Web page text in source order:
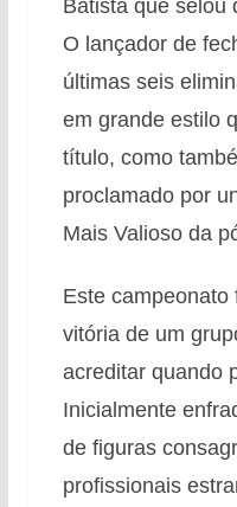
Batista que selou
O lançador de
últimas seis
em grande estilo
título, como
proclamado por
Mais Valioso da
Este campeonato
vitória de um
acreditar quando
Inicialmente
de figuras
profissionais